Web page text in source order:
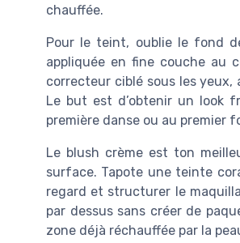
chauffée.
Pour le teint, oublie le fond
appliquée en fine couche au
correcteur ciblé sous les
Le but est d’obtenir un look
première danse ou au premier
Le blush crème est ton
surface. Tapote une teinte
regard et structurer le
par dessus sans créer de
zone déjà réchauffée par la